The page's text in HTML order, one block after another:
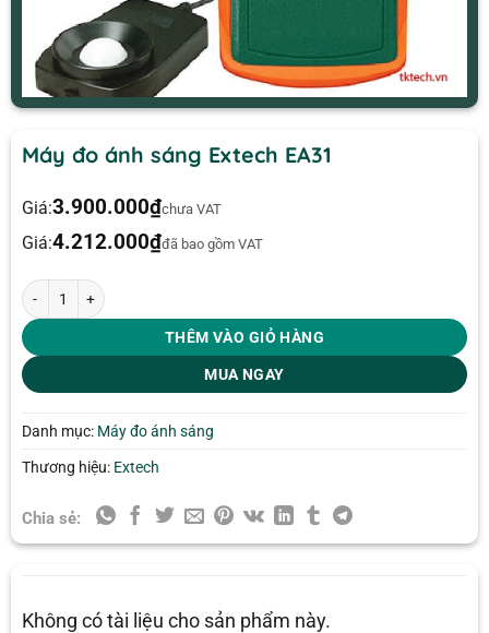
Máy đo ánh sáng Extech EA31
Giá:3.900.000₫chưa VAT
Giá:4.212.000₫đã bao gồm VAT
Máy đo ánh sáng Extech EA31 số lượng
THÊM VÀO GIỎ HÀNG
MUA NGAY
Danh mục: Máy đo ánh sáng
Thương hiệu: Extech
Chia sẻ:
Không có tài liệu cho sản phẩm này.